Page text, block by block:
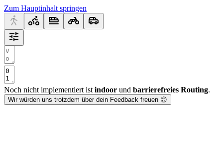
Zum Hauptinhalt springen
Noch nicht implementiert ist indoor und barrierefreies Routing.
Wir würden uns trotzdem über dein Feedback freuen 😊